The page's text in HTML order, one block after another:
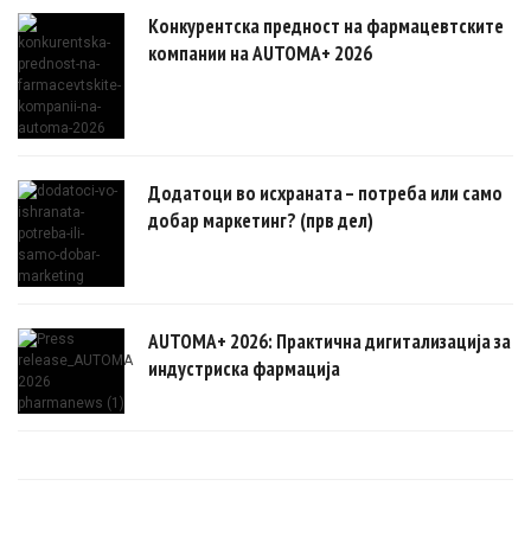
Конкурентска предност на фармацевтските
компании на AUTOMA+ 2026
Додатоци во исхраната – потреба или само
добар маркетинг? (прв дел)
AUTOMA+ 2026: Практична дигитализација за
индустриска фармација